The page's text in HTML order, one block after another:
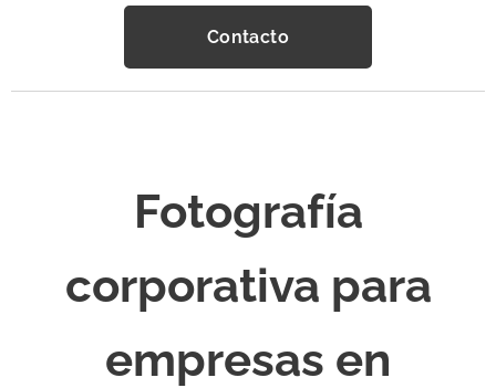
Contacto
Fotografía
corporativa para
empresas en